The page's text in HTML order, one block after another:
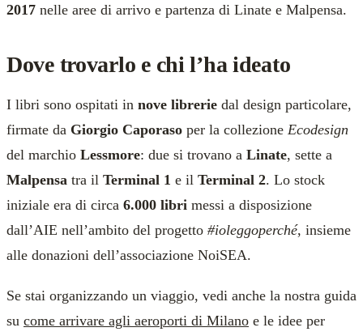
2017 nelle aree di arrivo e partenza di Linate e Malpensa.
Dove trovarlo e chi l’ha ideato
I libri sono ospitati in nove librerie dal design particolare,
firmate da Giorgio Caporaso per la collezione Ecodesign
del marchio Lessmore: due si trovano a Linate, sette a
Malpensa tra il Terminal 1 e il Terminal 2. Lo stock
iniziale era di circa 6.000 libri messi a disposizione
dall’AIE nell’ambito del progetto #ioleggoperché, insieme
alle donazioni dell’associazione NoiSEA.
Se stai organizzando un viaggio, vedi anche la nostra guida
su come arrivare agli aeroporti di Milano e le idee per